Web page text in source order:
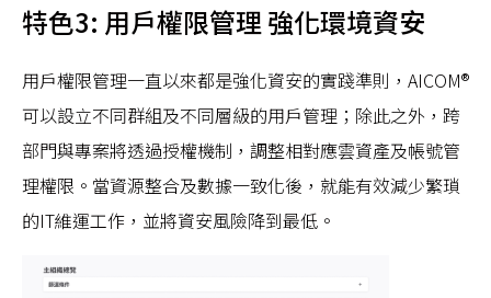
特色3: 用戶權限管理 強化環境資安
用戶權限管理一直以來都是強化資安的實踐準則，AICOM®
可以設立不同群組及不同層級的用戶管理；除此之外，跨
部門與專案將透過授權機制，調整相對應雲資產及帳號管
理權限。當資源整合及數據一致化後，就能有效減少繁瑣
的IT維運工作，並將資安風險降到最低。